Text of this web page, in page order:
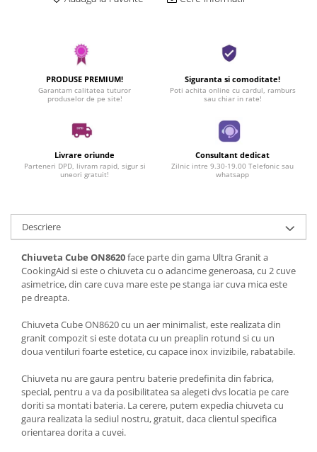
PRODUSE PREMIUM!
Garantam calitatea tuturor
produselor de pe site!
Siguranta si comoditate!
Poti achita online cu cardul, ramburs
sau chiar in rate!
Livrare oriunde
Parteneri DPD, livram rapid, sigur si
uneori gratuit!
Consultant dedicat
Zilnic intre 9.30-19.00 Telefonic sau
whatsapp
Descriere
Chiuveta Cube ON8620face parte din gama Ultra Granit a
CookingAid si este o chiuveta cu o adancime generoasa, cu 2 cuve
asimetrice, din care cuva mare este pe stanga iar cuva mica este
pe dreapta.
Chiuveta Cube ON8620 cu un aer minimalist, este realizata din
granit compozit si este dotata cu un preaplin rotund si cu un
doua ventiluri foarte estetice, cu capace inox invizibile, rabatabile.
Chiuveta nu are gaura pentru baterie predefinita din fabrica,
special, pentru a va da posibilitatea sa alegeti dvs locatia pe care
doriti sa montati bateria. La cerere, putem expedia chiuveta cu
gaura realizata la sediul nostru, gratuit, daca clientul specifica
orientarea dorita a cuvei.